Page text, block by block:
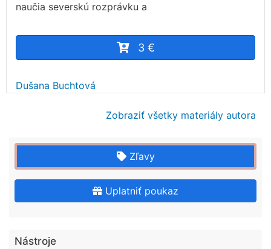
naučia severskú rozprávku a
3 €
Dušana Buchtová
Zobraziť všetky materiály autora
Zľavy
Uplatniť poukaz
Nástroje